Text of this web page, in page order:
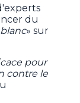
du
» sur
pour
contre le